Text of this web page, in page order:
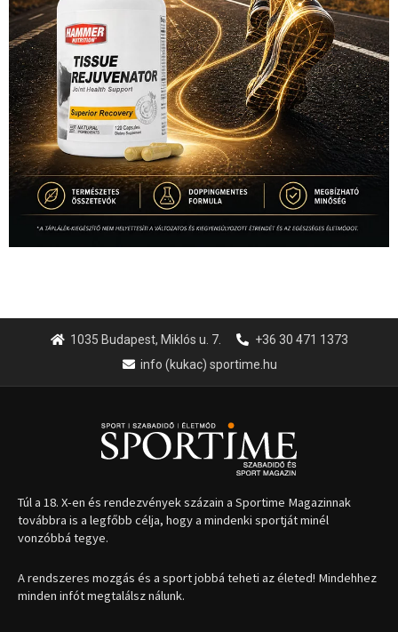
1035 Budapest, Miklós u. 7.
+36 30 471 1373
info (kukac) sportime.hu
Túl a 18. X-en és rendezvények százain a Sportime Magazinnak
továbbra is a legfőbb célja, hogy a mindenki sportját minél
vonzóbbá tegye.
A rendszeres mozgás és a sport jobbá teheti az életed! Mindehhez
minden infót megtalálsz nálunk.